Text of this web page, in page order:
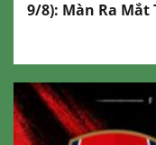
9/8): Màn Ra